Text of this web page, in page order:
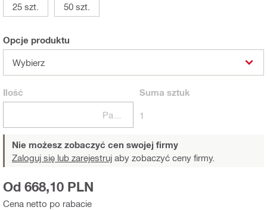
25 szt.
50 szt.
Opcje produktu
Wybierz
Ilość Suma sztuk
1
Nie możesz zobaczyć cen swojej firmy
Zaloguj się lub zarejestruj aby zobaczyć ceny firmy.
Cena netto po rabacie
Od 668,10 PLN